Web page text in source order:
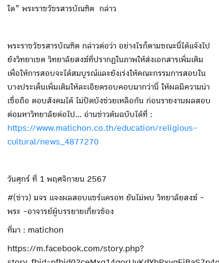
ใด” พระราชวัชรสารบัณฑิต กล่าว
พระราชวัชรสารบัณฑิต กล่าวต่อว่า อย่างไรก็ตามขณะนี้ได้แจ้งไป
ยังวิทยาเขต วิทยาลัยสงฆ์ที่ปรากฏในภาพให้ส่งเอกสารเพิ่มเติม
เพื่อให้การสอบจะได้สมบูรณ์และยังเร่งให้คณะกรรมการสอบใน
บางประเด็นเพิ่มเติมให้ละเอียดรอบคอบมากว่านี้ ให้ผลมีความน่า
เชื่อถือ ตอบสังคมได้ ไม่ปิดบังช่วยเหลือกัน ก่อนรายงานผลสอบ
ต่อมหาวิทยาลัยต่อไป... อ่านข่าวต้นฉบับได้ที่ :
https://www.matichon.co.th/education/religious-
cultural/news_4877270
วันศุกร์ ที่ 1 พฤศจิกายน 2567
#(ข่าว) มจร แจงผลสอบแชร์แครอท ยันไม่พบ วิทยาลัยสงฆ์ -
พระ -อาจารย์ผู้บรรยายเกี่ยวข้อง
ที่มา : matichon
https://m.facebook.com/story.php?